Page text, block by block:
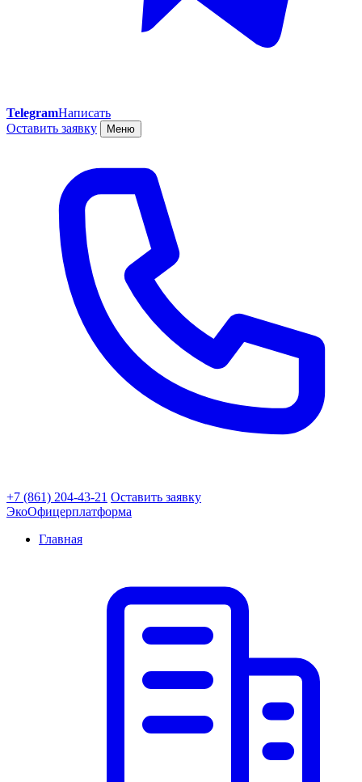
TelegramНаписать
Оставить заявку
Меню
+7 (861) 204-43-21 Оставить заявку
ЭкоОфицерплатформа
Главная